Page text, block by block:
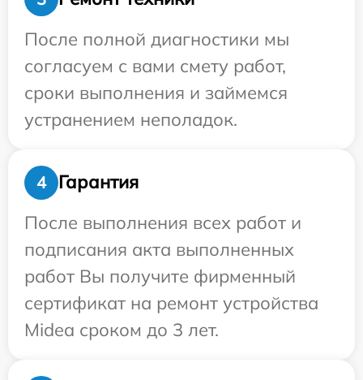
После полной диагностики мы
согласуем с вами смету работ,
сроки выполнения и займемся
устранением неполадок.
4
Гарантия
После выполнения всех работ и
подписания акта выполненных
работ Вы получите фирменный
сертификат на ремонт устройства
Midea сроком до 3 лет.